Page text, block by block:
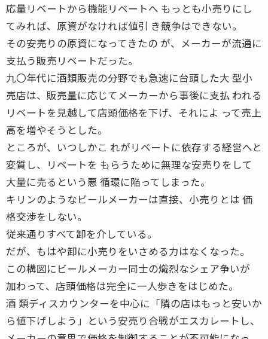
応量リベートから機能リベートへ もっとも小売りにし
てみれば、原資がなければ値引 き競争はできない。
その安売りの原資になってきたの が、メーカーが流通に
支払う販売リベートだった。
九〇年代に酒類販売の分野でも急速に台頭した大 型小
売店は、販売量に応じてメーカーから事後に支払 われる
リベートを見越して店頭価格を下げ、それによ って売上
高を増やそうとした。
ところが、いつしかこ れがリベートに依存する経営へと
変質し、リベートを もらうために無理な安売りをして
大量に売るという悪 循環に陥ってしまった。
キリンのようなビールメーカーは直接、小売りとは 価
格交渉をしない。
従来通りすべて卸を介している。
だが、もはや卸に小売りをいさめる力はなくなった。
この構図にビールメーカー同士の熾烈なシェア争いが
加わって、店頭価格は完全に一人歩きをはじめた。
酒 類ディスカウンターを中心に「隣の店はもっと安いか
ら値下げしよう」という安売り合戦がエスカレートし、